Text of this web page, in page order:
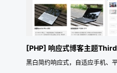
[PHP] 响应式博客主题Third